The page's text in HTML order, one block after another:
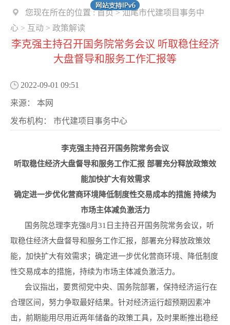
您现在所在的位置 :首页>汕尾市代建项目事务中
心 > 互动 > 政策解读
李克强主持召开国务院常务会议 听取稳住经济
大盘督导和服务工作汇报等
2022-09-01 09:51
来源： 本网
发布机构： 市代建项目事务中心
李克强主持召开国务院常务会议
听取稳住经济大盘督导和服务工作汇报 部署充分释放政策效
能加快扩大有效需求
确定进一步优化营商环境降低制度性交易成本的措施 持续为
市场主体减负激活力
国务院总理李克强8月31日主持召开国务院常务会议，听
取稳住经济大盘督导和服务工作汇报，部署充分释放政策效
能，加快扩大有效需求；确定进一步优化营商环境、降低制度
性交易成本的措施，持续为市场主体减负激活力。
会议指出，要贯彻党中央、国务院部署，保持经济运行在
合理区间，努力争取最好结果。针对经济运行超预期因素冲
击，前期能用尽用近两年储备的政策工具，及时果断推出稳经